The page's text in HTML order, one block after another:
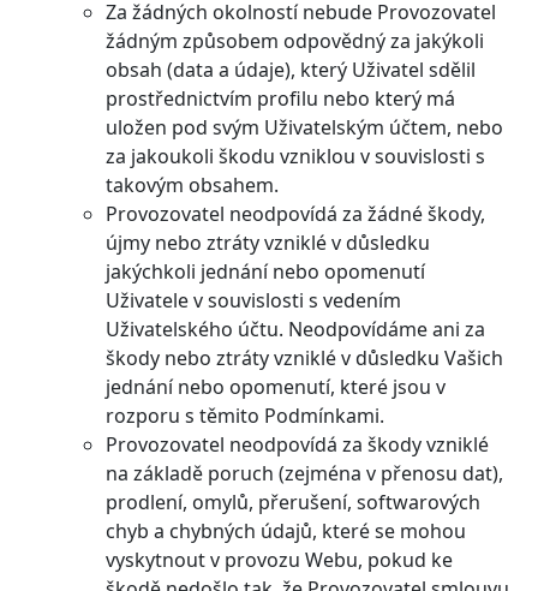
Za žádných okolností nebude Provozovatel
žádným způsobem odpovědný za jakýkoli
obsah (data a údaje), který Uživatel sdělil
prostřednictvím profilu nebo který má
uložen pod svým Uživatelským účtem, nebo
za jakoukoli škodu vzniklou v souvislosti s
takovým obsahem.
Provozovatel neodpovídá za žádné škody,
újmy nebo ztráty vzniklé v důsledku
jakýchkoli jednání nebo opomenutí
Uživatele v souvislosti s vedením
Uživatelského účtu. Neodpovídáme ani za
škody nebo ztráty vzniklé v důsledku Vašich
jednání nebo opomenutí, které jsou v
rozporu s těmito Podmínkami.
Provozovatel neodpovídá za škody vzniklé
na základě poruch (zejména v přenosu dat),
prodlení, omylů, přerušení, softwarových
chyb a chybných údajů, které se mohou
vyskytnout v provozu Webu, pokud ke